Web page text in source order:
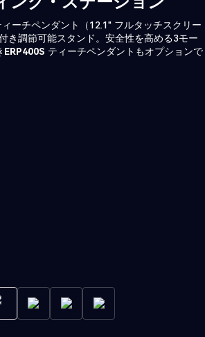
ィーチペンダント（12.1" フルタッチスクリー
き調節可能スタンド。安全性を高める3モー
ERP400S ティーチペンダントもオプションで